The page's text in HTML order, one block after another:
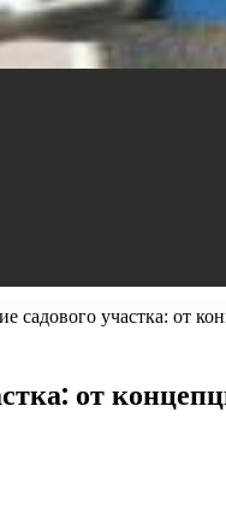
садового участка: от
от